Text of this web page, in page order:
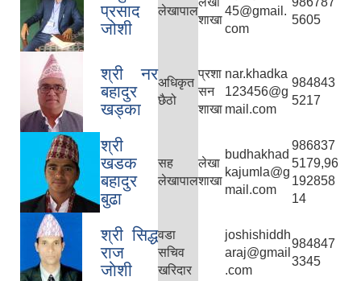
प्रसाद
जोशी
लेखापाल
शाखा
45@gmail.
com
5605
श्री नर
बहादुर
खड्का
अधिकृत
छैठो
प्रशा
सन
शाखा
nar.khadka
123456@g
mail.com
984843
5217
श्री
खडक
बहादुर
बुढा
सह
लेखापाल
लेखा
शाखा
budhakhad
kajumla@g
mail.com
986837
5179,96
192858
14
श्री सिद्ध
राज
जाेशी
वडा
सचिव
खरिदार
joshishiddh
araj@gmail
.com
984847
3345